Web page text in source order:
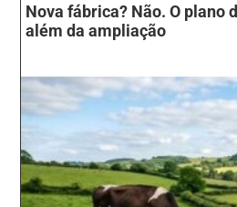
Nova fábrica? Não. O plano
além da ampliação